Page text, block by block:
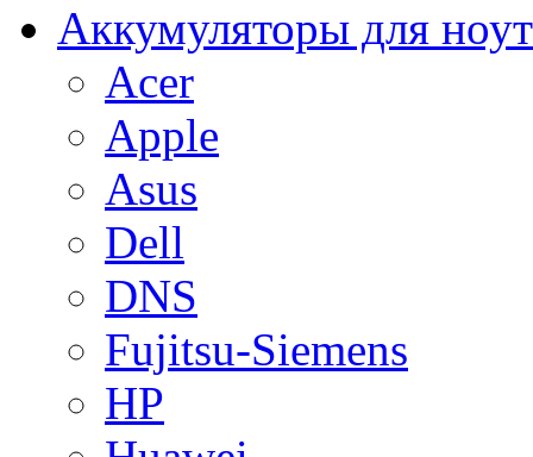
Аккумуляторы для
Acer
Apple
Asus
Dell
DNS
Fujitsu-Siemens
HP